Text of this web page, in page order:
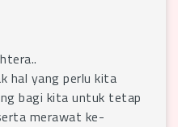
hal yang perlu kita
bagi kita untuk tetap
merawat ke-